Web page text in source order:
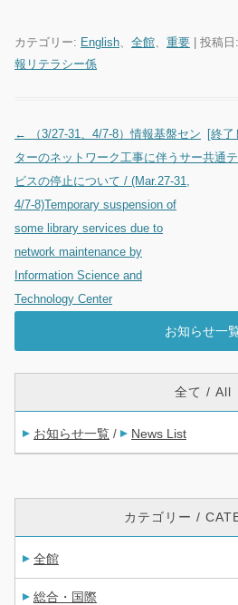
カテゴリー: English、 全館、 重要 | 投稿日:
報リテラシー係
投稿ナビゲーション
←
（3/27-31、4/7-8）情報基盤セン
ターのネットワーク工事に伴うサー
ビスの停止について / (Mar.27-31,
4/7-8)Temporary suspension of
some library services due to
network maintenance by
Information Science and
Technology Center
[終了
共通
お知らせ一
全て / All
お知らせ一覧 / News List
カテゴリー /
全館
総合・国際